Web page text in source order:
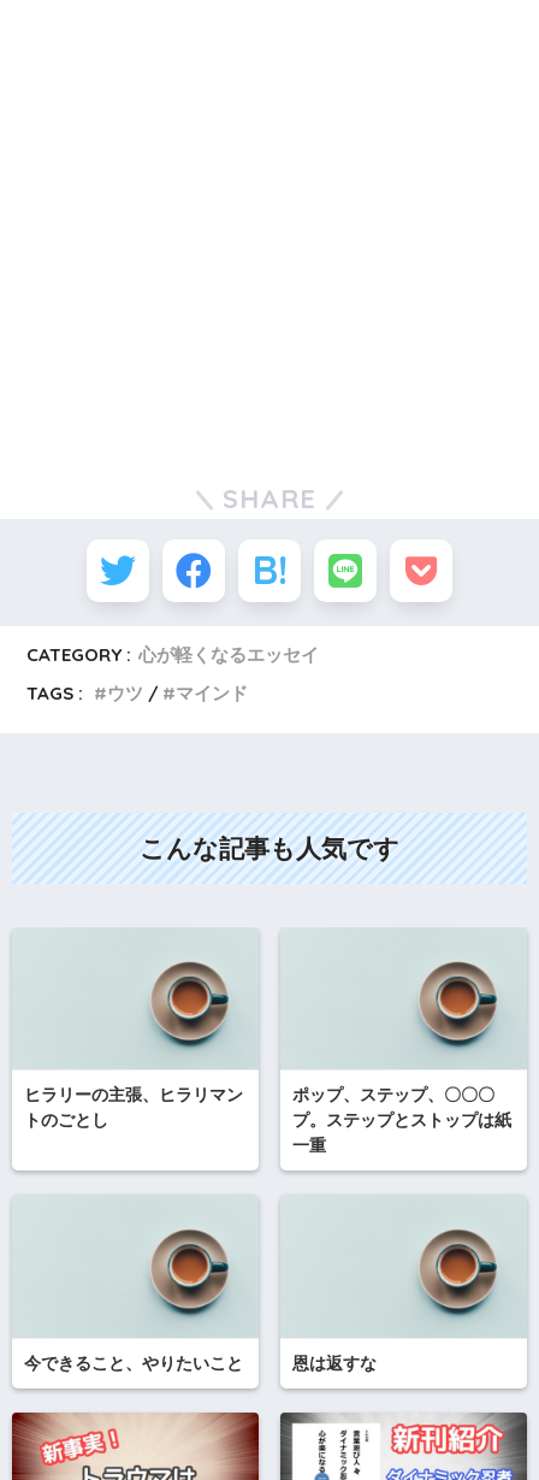
SHARE
CATEGORY : 心が軽くなるエッセイ
TAGS :
ウツ マインド
こんな記事も人気です
ヒラリーの主張、ヒラリマン
トのごとし
ポップ、ステップ、〇〇〇
プ。ステップとストップは紙
一重
今できること、やりたいこと 恩は返すな